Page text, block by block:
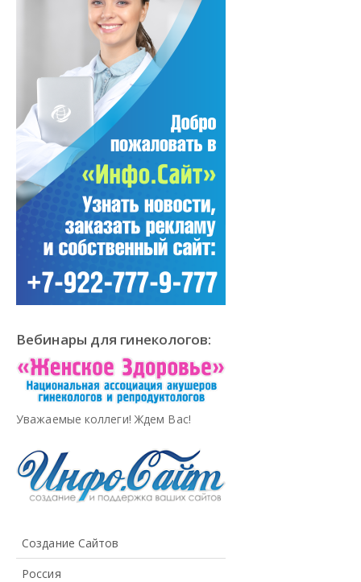
Вебинары для гинекологов:
Уважаемые коллеги! Ждем Вас!
Создание Сайтов
Россия